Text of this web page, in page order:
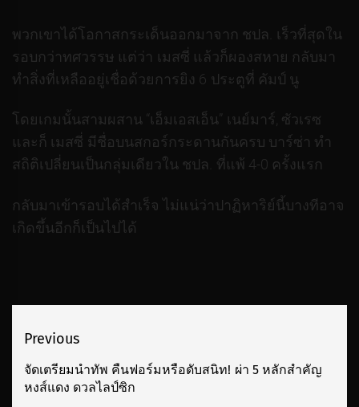
พวกเขาได้โอกาสกระเด็นออกมาจาก ชปล. เร็วที่สุดใน
รอบกว่าทศวรรษ แต่ว่า เมสซี่ แล้วก็ผองสหาย กลับมา
ทำสิ่งที่เหลืออยู่เชื่อด้วยการยิง 6 ประตูที่ คัมป์ นู
โดยเกมนั้นสามผสาน “เอ็มเอสเอ็น” เนย์มาร์, ซัวเรซ​
และก็ เมสซี่ มีชื่อบนสกอร์กระดานกันครบ บาร์ซ่า ทำ
สถิติเปลี่ยนเป็นกลุ่มเดียวใน ชปล. ที่แพ้ 4-0 ครั้งแรก
กลับมาเข้ารอบได้สำเร็จ ไม่แน่ว่าปาฏิหาริย์นี้บางทีอาจ
เกิดขึ้นอีกก็เป็นไปได้
เมนู
นำทาง
เรื่อง
Previous
Previous
post:
จัดเตรียมนำทัพ คืนฟอร์มหรือดับสนิท! ผ่า 5 หลักสำคัญ
หงส์แดง ดวลไลป์ซิก